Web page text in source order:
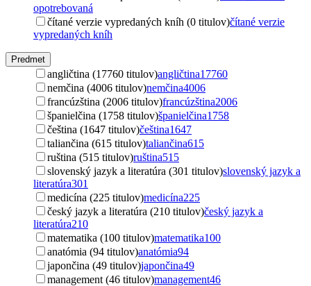
opotrebovaná
čítané verzie vypredaných kníh (0 titulov)čítané verzie
vypredaných kníh
Predmet
angličtina (17760 titulov)angličtina17760
nemčina (4006 titulov)nemčina4006
francúzština (2006 titulov)francúzština2006
španielčina (1758 titulov)španielčina1758
čeština (1647 titulov)čeština1647
taliančina (615 titulov)taliančina615
ruština (515 titulov)ruština515
slovenský jazyk a literatúra (301 titulov)slovenský jazyk a
literatúra301
medicína (225 titulov)medicína225
český jazyk a literatúra (210 titulov)český jazyk a
literatúra210
matematika (100 titulov)matematika100
anatómia (94 titulov)anatómia94
japončina (49 titulov)japončina49
management (46 titulov)management46